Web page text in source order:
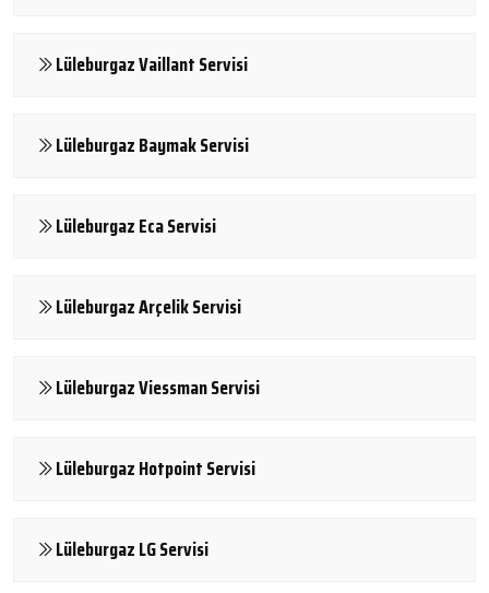
Lüleburgaz Vaillant Servisi
Lüleburgaz Baymak Servisi
Lüleburgaz Eca Servisi
Lüleburgaz Arçelik Servisi
Lüleburgaz Viessman Servisi
Lüleburgaz Hotpoint Servisi
Lüleburgaz LG Servisi